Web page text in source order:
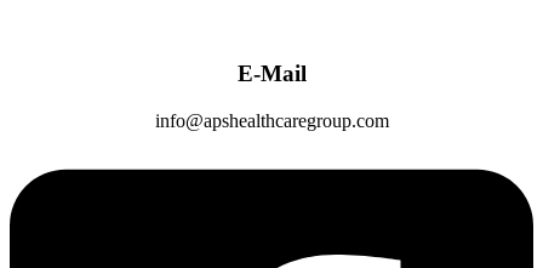
E-Mail
info@apshealthcaregroup.com